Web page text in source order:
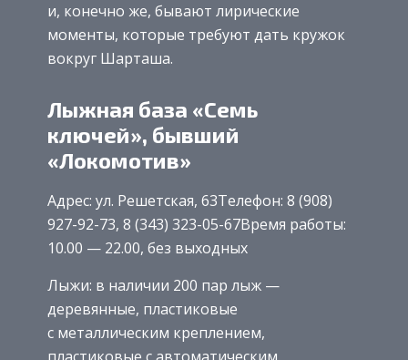
и, конечно же, бывают лирические
моменты, которые требуют дать кружок
вокруг Шарташа.
Лыжная база «Семь
ключей», бывший
«Локомотив»
Адрес: ул. Решетская, 63Телефон: 8 (908)
927-92-73, 8 (343) 323-05-67Время работы:
10.00 — 22.00, без выходных
Лыжи: в наличии 200 пар лыж —
деревянные, пластиковые
с металлическим креплением,